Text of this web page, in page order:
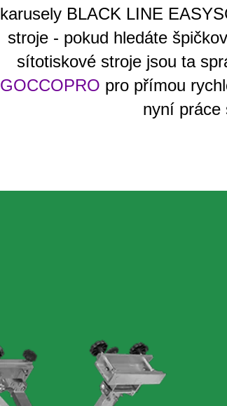
karusely BLACK LINE
stroje - pokud hledáte
sítotiskové stroje jsou ta
GOCCOPRO pro přímou
nyní práce